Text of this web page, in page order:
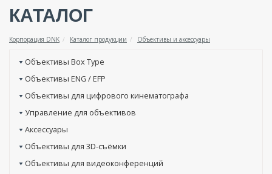
КАТАЛОГ
Корпорация DNK Каталог продукции Объективы и аксессуары
Объективы Box Type
Объективы ENG / EFP
Объективы для цифрового кинематографа
Управление для объективов
Аксессуары
Объективы для 3D-съёмки
Объективы для видеоконференций